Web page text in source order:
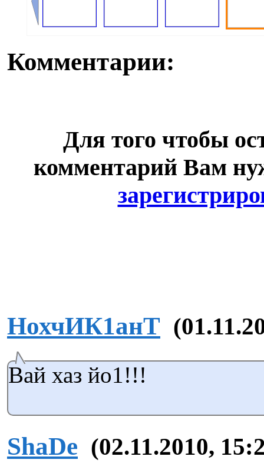
Комментарии:
Для того чтобы
комментарий Вам
НохчИК1анТ
Вай хаз йо1!!!
ShaDe (02.11.2010,